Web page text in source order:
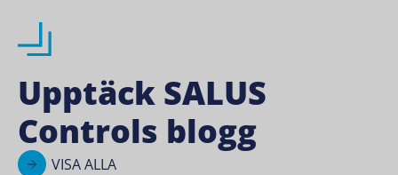
Upptäck SALUS
Controls blogg
VISA ALLA